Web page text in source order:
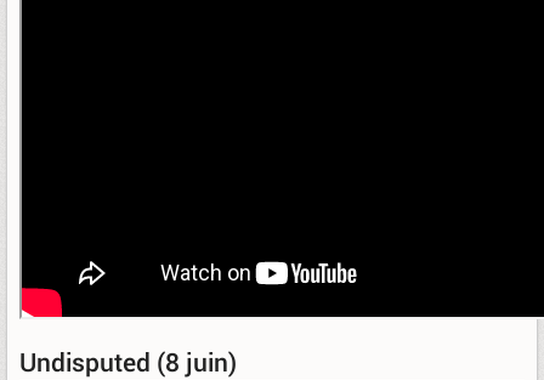
Undisputed (8 juin)